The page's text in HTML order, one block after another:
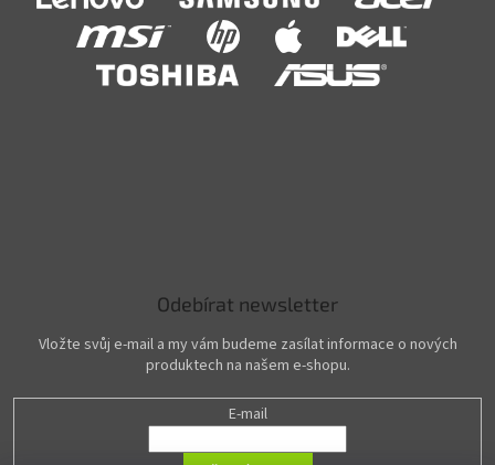
Odebírat newsletter
Vložte svůj e-mail a my vám budeme zasílat informace o nových
produktech na našem e-shopu.
E-mail